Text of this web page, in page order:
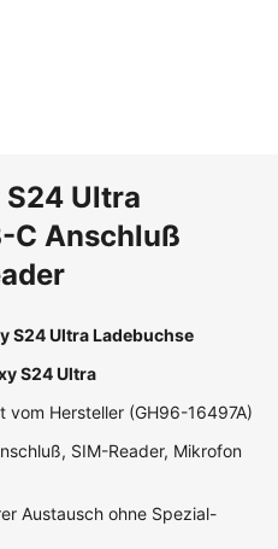
S24 Ultra
C Anschluß
S24 Ultra Ladebuchse
S24 Ultra
vom Hersteller (GH96-16497A)
SIM-Reader, Mikrofon
Austausch ohne Spezial-